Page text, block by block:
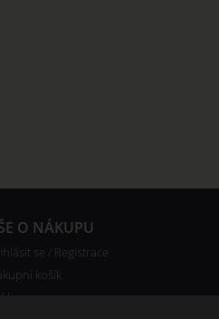
O NÁKUPU
se / Registrace
košík